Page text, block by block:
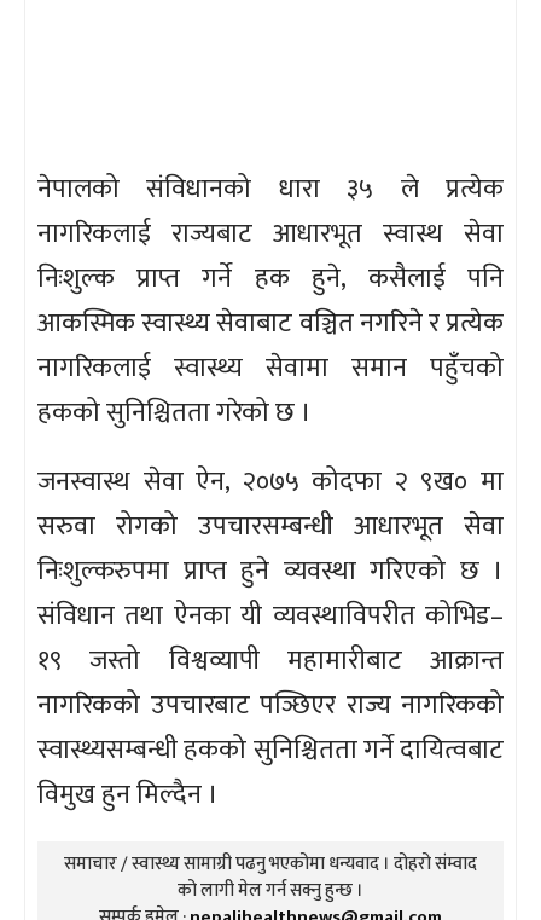
नेपालको संविधानको धारा ३५ ले प्रत्येक
नागरिकलाई राज्यबाट आधारभूत स्वास्थ सेवा
निःशुल्क प्राप्त गर्ने हक हुने, कसैलाई पनि
आकस्मिक स्वास्थ्य सेवाबाट वञ्चित नगरिने र प्रत्येक
नागरिकलाई स्वास्थ्य सेवामा समान पहुँचको
हकको सुनिश्चितता गरेको छ ।
जनस्वास्थ सेवा ऐन, २०७५ कोदफा २ ९ख० मा
सरुवा रोगको उपचारसम्बन्धी आधारभूत सेवा
निःशुल्करुपमा प्राप्त हुने व्यवस्था गरिएको छ ।
संविधान तथा ऐनका यी व्यवस्थाविपरीत कोभिड–
१९ जस्तो विश्वव्यापी महामारीबाट आक्रान्त
नागरिकको उपचारबाट पञ्छिएर राज्य नागरिकको
स्वास्थ्यसम्बन्धी हकको सुनिश्चितता गर्ने दायित्वबाट
विमुख हुन मिल्दैन ।
समाचार / स्वास्थ्य सामाग्री पढनु भएकोमा धन्यवाद । दोहरो संम्वाद
को लागी मेल गर्न सक्नु हुन्छ ।